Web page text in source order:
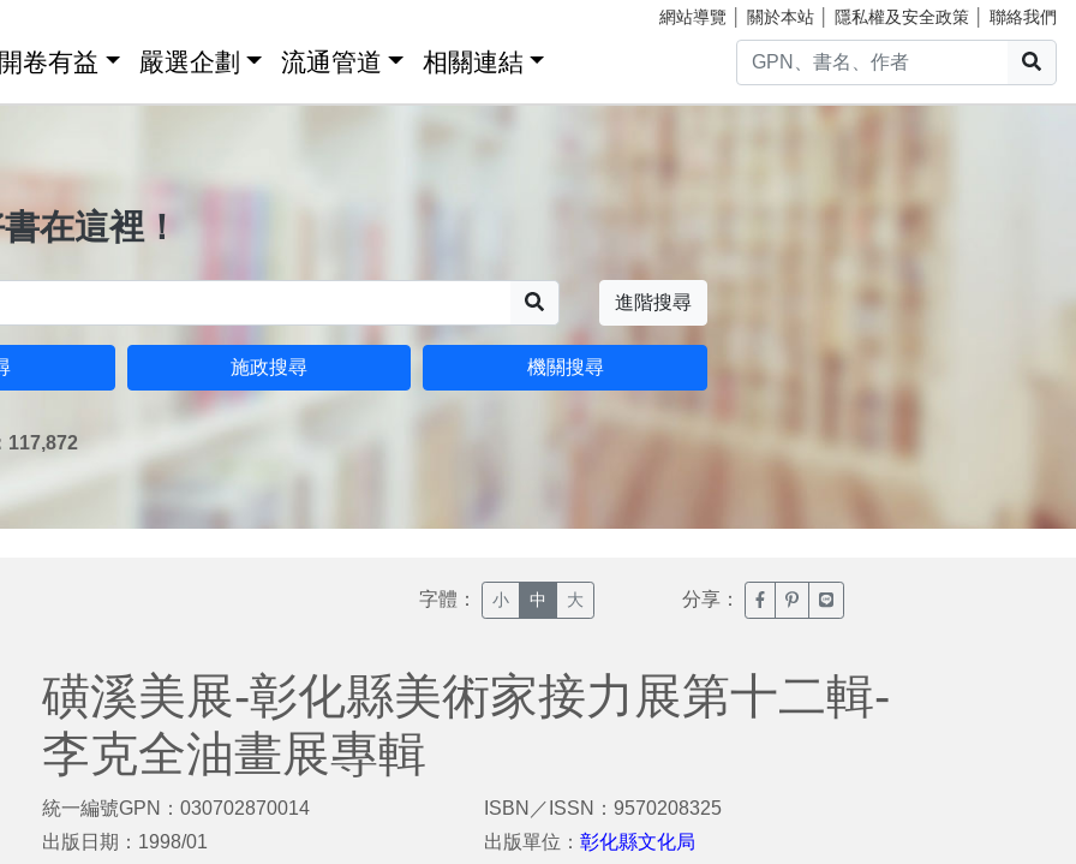
網站導覽 關於本站 隱私權及安全政策 聯絡我們
卷有益 嚴選企劃 流通管道 相關連結
在這裡！
進階搜尋
施政搜尋 機關搜尋
117,872
字體： 小 中 大 分享： 臉書分享(另開新視窗)
噗浪分享(另開新視窗)
Line分享(另開新視窗)
磺溪美展-彰化縣美術家接力展第十二輯-
李克全油畫展專輯
統一編號GPN：030702870014
出版日期：1998/01
ISBN／ISSN：9570208325
出版單位：彰化縣文化局